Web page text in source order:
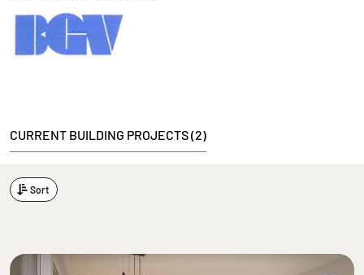
CURRENT BUILDING PROJECTS (2)
Sort